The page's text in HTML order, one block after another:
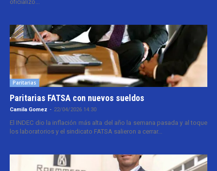
oficializó...
Paritarias
Paritarias FATSA con nuevos sueldos
Camila Gomez - 22/04/2026 14:30
El INDEC dio la inflación más alta del año la semana pasada y al toque
los laboratorios y el sindicato FATSA salieron a cerrar...